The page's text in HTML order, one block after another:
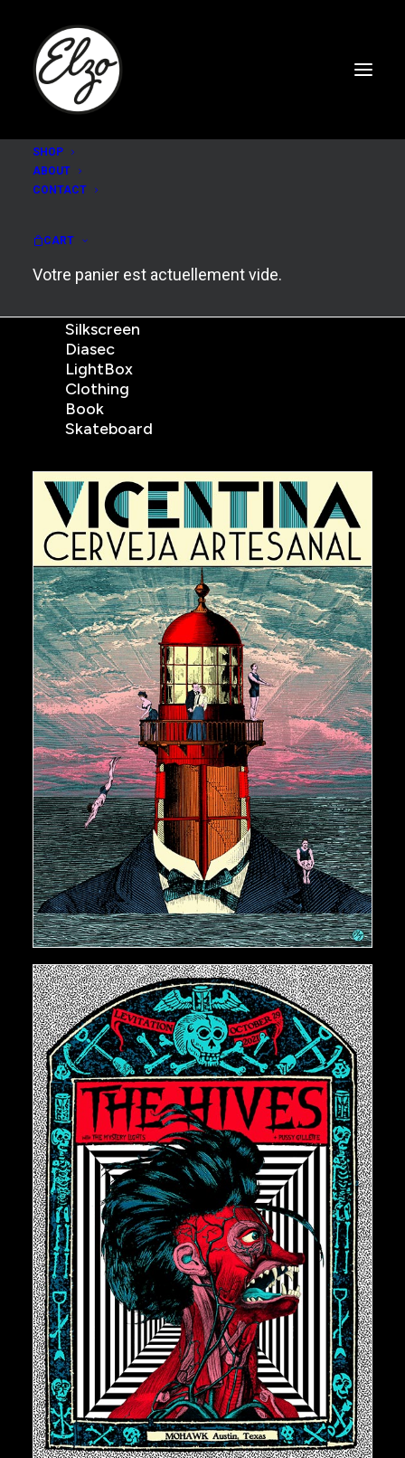
SHOP
ABOUT
CONTACT
CART
Votre panier est actuellement vide.
Abrasive and
psychedelic collages.
New
Silkscreen
Diasec
LightBox
Clothing
Book
Skateboard
€150,00
AJOUTER AU PANIER
€150,00